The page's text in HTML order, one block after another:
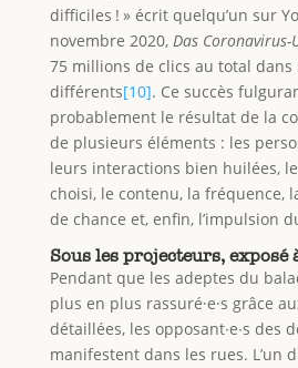
difficiles ! » écrit quelqu’un sur
novembre 2020, Das Coronavirus-
75 millions de clics au total dans
différents[10]. Ce succès
probablement le résultat de la
de plusieurs éléments : les
leurs interactions bien huilées,
choisi, le contenu, la fréquence,
de chance et, enfin, l’impulsion
Sous les projecteurs,
Pendant que les adeptes du
plus en plus rassuré·e·s grâce
détaillées, les opposant∙e∙s des
manifestent dans les rues. L’un